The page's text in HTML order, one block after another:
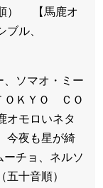
） 【馬鹿オ
ル、
、ソマオ・ミー
ＯＫＹＯ ＣＯ
オモロいネタ
今夜も星が綺
チョ、ネルソ
五十音順）